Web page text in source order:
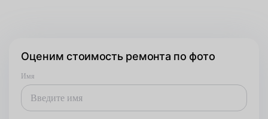
Оценим стоимость ремонта по фото
Имя